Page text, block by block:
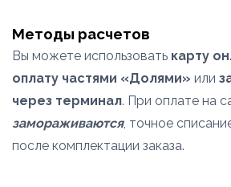
Методы расчетов
Вы можете использовать карту
оплату частями «Долями» или
через терминал. При оплате на
замораживаются, точное
после комплектации заказа.